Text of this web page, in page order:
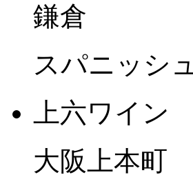
鎌倉
スパニッシ
上六ワイン
大阪上本町